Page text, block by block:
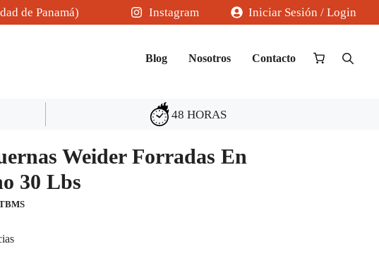
de Panamá) Instagram Iniciar Sesión / Login
Blog Nosotros Contacto
48 HORAS
Weider Forradas En
30 Lbs